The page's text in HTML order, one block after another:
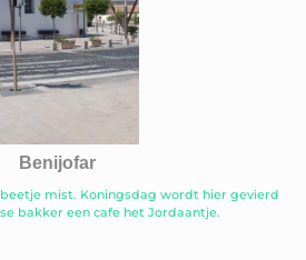
Benijofar
mist. Koningsdag wordt hier gevierd
bakker een cafe het Jordaantje.